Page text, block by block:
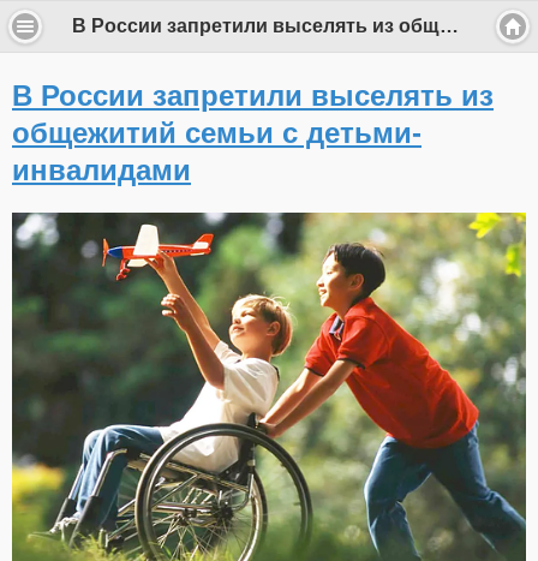
В России запретили выселять из общежитий семьи с детьми-инвалидами
В России запретили выселять из
общежитий семьи с детьми-
инвалидами